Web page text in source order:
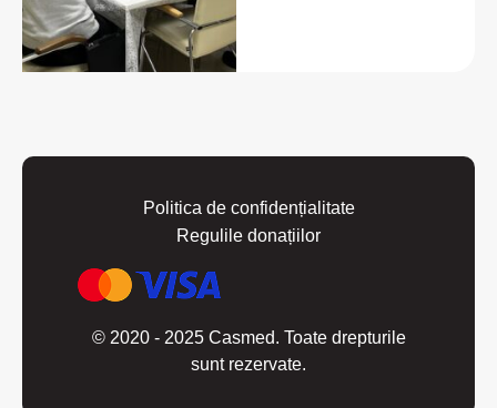
© 2020 - 2025 Casmed. Toate drepturile
sunt rezervate.
Politica de confidențialitate
Regulile donațiilor